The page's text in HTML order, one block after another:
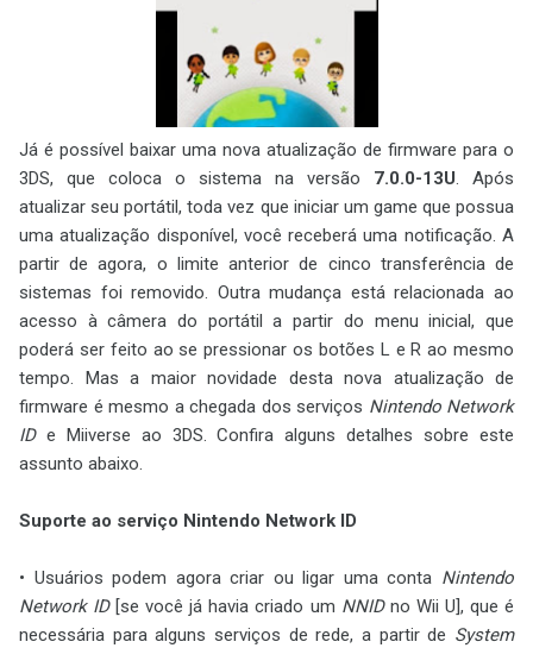
Já é possível baixar uma nova atualização de firmware para o
3DS, que coloca o sistema na versão 7.0.0-13U. Após
atualizar seu portátil, toda vez que iniciar um game que possua
uma atualização disponível, você receberá uma notificação. A
partir de agora, o limite anterior de cinco transferência de
sistemas foi removido. Outra mudança está relacionada ao
acesso à câmera do portátil a partir do menu inicial, que
poderá ser feito ao se pressionar os botões L e R ao mesmo
tempo. Mas a maior novidade desta nova atualização de
firmware é mesmo a chegada dos serviços Nintendo Network
IDe Miiverse ao 3DS. Confira alguns detalhes sobre este
assunto abaixo.
Suporte ao serviço Nintendo Network ID
• Usuários podem agora criar ou ligar uma conta Nintendo
Network ID[se você já havia criado um NNIDno Wii U], que é
necessária para alguns serviços de rede, a partir de System